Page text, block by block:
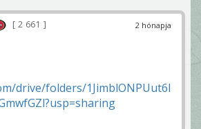
2 hónapja
2 661
drive/folders/1JimblONPUut6l